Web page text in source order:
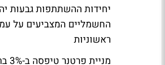
החשמליים המצביעים על
ראשוניות